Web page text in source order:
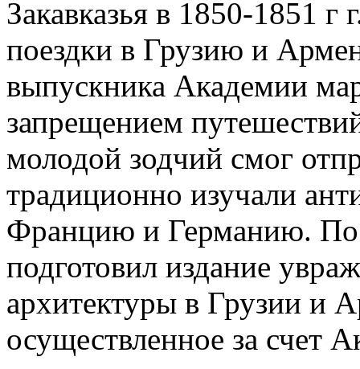
Закавказья в 1850-1851 г
поездки в Грузию и
выпускника Академии
запрещением
молодой зодчий смог
традиционно изучали
Францию и Германию.
подготовил издание
архитектуры в Грузии и
осуществленное за счет